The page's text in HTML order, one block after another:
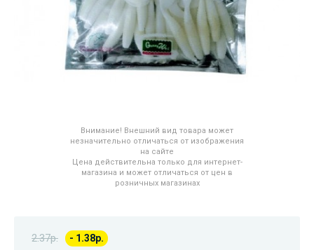
Внимание! Внешний вид товара может
незначительно отличаться от изображения
на сайте
Цена действительна только для интернет-
магазина и может отличаться от цен в
розничных магазинах
2.37р. - 1.38р.